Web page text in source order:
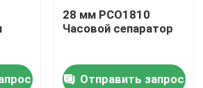
28 мм PCO1810
Часовой сепаратор
Отправить запрос